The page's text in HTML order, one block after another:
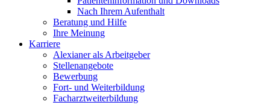
Nach Ihrem Aufenthalt
Beratung und Hilfe
Ihre Meinung
Karriere
Alexianer als Arbeitgeber
Stellenangebote
Bewerbung
Fort- und Weiterbildung
Facharztweiterbildung